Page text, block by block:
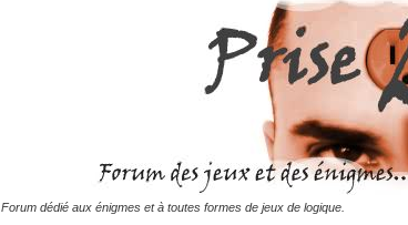
Forum dédié aux énigmes et à toutes formes de jeux de logique.